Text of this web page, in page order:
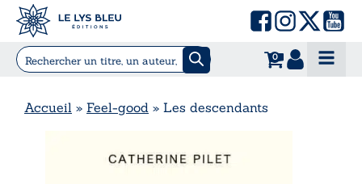
0
Accueil » Feel-good » Les descendants